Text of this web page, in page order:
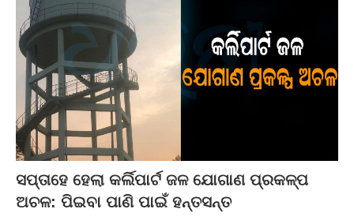
ସପ୍ତାହେ ହେଲା କର୍ଲିପାର୍ଟ ଜଳ ଯୋଗାଣ ପ୍ରକଳ୍ପ
ଅଚଳ: ପିଇବା ପାଣି ପାଇଁ ହନ୍ତସନ୍ତ